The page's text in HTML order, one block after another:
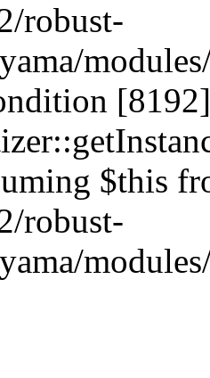
robust-
$this
robust-